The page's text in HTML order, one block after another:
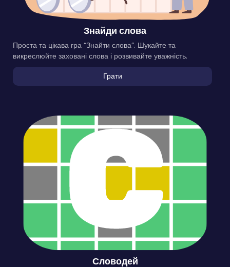
Знайди слова
Проста та цікава гра “Знайти слова”. Шукайте та
викреслюйте заховані слова і розвивайте уважність.
Грати
Словодей